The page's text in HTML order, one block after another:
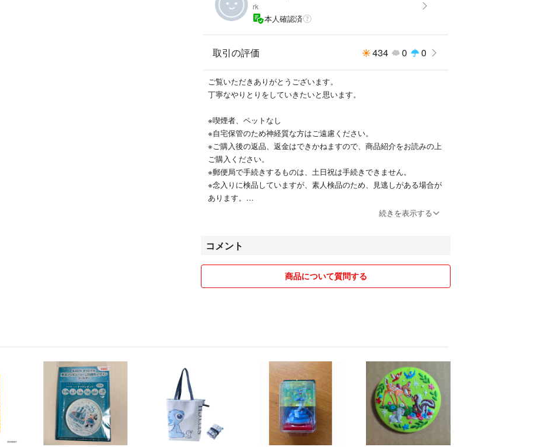
rk
本人確認済
取引の評価 434 0 0
ご覧いただきありがとうございます。
丁寧なやりとりをしていきたいと思います。
※喫煙者、ペットなし
※自宅保管のため神経質な方はご遠慮ください。
※ご購入後の返品、返金はできかねますので、商品紹介をお読みの上
ご購入ください。
※郵便局で手続きするものは、土日祝は手続きできません。
※念入りに検品していますが、素人検品のため、見逃しがある場合が
あります。
よろしくお願い致します。
続きを表示する
コメント
商品について質問する